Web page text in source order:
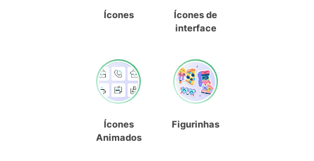
Ícones
Ícones de
interface
Ícones
Animados
Figurinhas